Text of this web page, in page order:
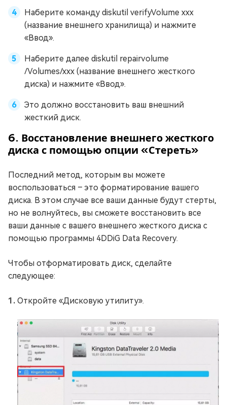
Наберите команду diskutil verifyVolume xxx
(название внешнего хранилища) и нажмите
«Ввод».
Наберите далее diskutil repairvolume
/Volumes/xxx (название внешнего жесткого
диска) и нажмите «Ввод».
Это должно восстановить ваш внешний
жесткий диск.
6. Восстановление внешнего жесткого
диска с помощью опции «Стереть»
Последний метод, которым вы можете
воспользоваться – это форматирование вашего
диска. В этом случае все ваши данные будут стерты,
но не волнуйтесь, вы сможете восстановить все
ваши данные с вашего внешнего жесткого диска с
помощью программы 4DDiG Data Recovery.
Чтобы отформатировать диск, сделайте
следующее:
Откройте «Дисковую утилиту».